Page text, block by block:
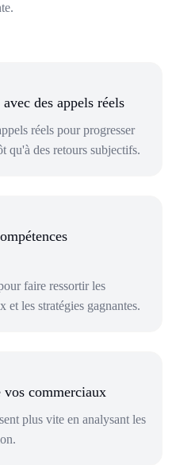
des appels réels
réels pour progresser
qu'à des retours subjectifs.
faire ressortir les
et les stratégies gagnantes.
commerciaux
plus vite en analysant les